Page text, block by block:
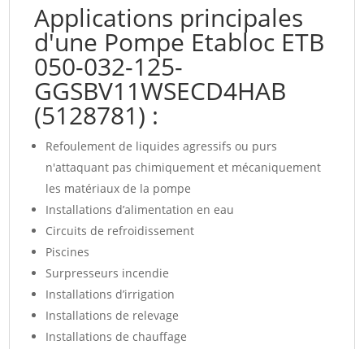
Applications principales
d'une Pompe Etabloc ETB
050-032-125-
GGSBV11WSECD4HAB
(5128781) :
Refoulement de liquides agressifs ou purs
n'attaquant pas chimiquement et mécaniquement
les matériaux de la pompe
Installations d’alimentation en eau
Circuits de refroidissement
Piscines
Surpresseurs incendie
Installations d’irrigation
Installations de relevage
Installations de chauffage